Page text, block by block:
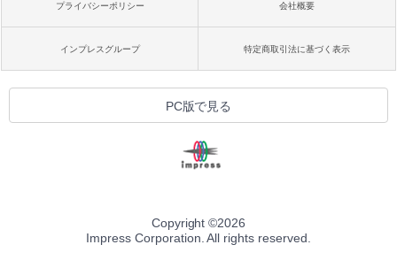
プライバシーポリシー 会社概要
インプレスグループ 特定商取引法に基づく表示
PC版で見る
Copyright ©2026
Impress Corporation. All rights reserved.